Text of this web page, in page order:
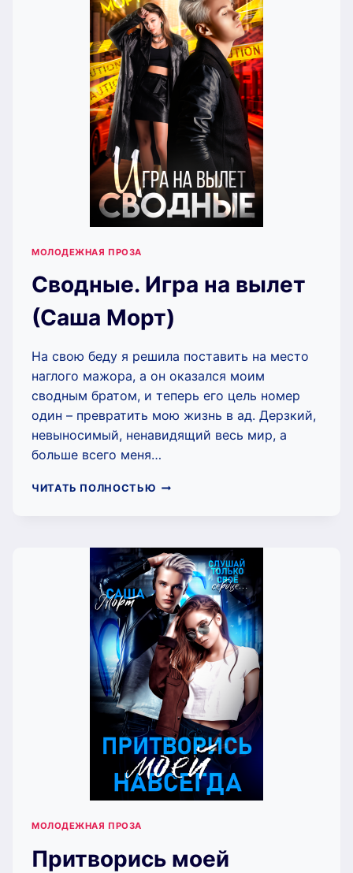
МОЛОДЕЖНАЯ ПРОЗА
Сводные. Игра на вылет
(Саша Морт)
На свою беду я решила поставить на место
наглого мажора, а он оказался моим
сводным братом, и теперь его цель номер
один – превратить мою жизнь в ад. Дерзкий,
невыносимый, ненавидящий весь мир, а
больше всего меня…
ЧИТАТЬ ПОЛНОСТЬЮ СВОДНЫЕ.
(САША
МОРТ)
МОЛОДЕЖНАЯ ПРОЗА
Притворись моей